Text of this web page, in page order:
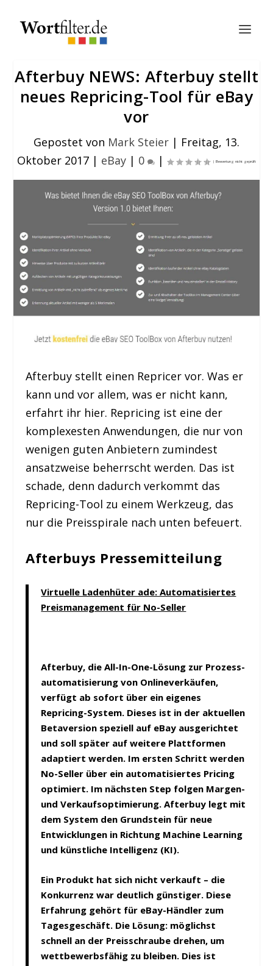
Afterbuy NEWS: Afterbuy stellt
neues Repricing-Tool für eBay
vor
Gepostet von Mark Steier | Freitag, 13.
Oktober 2017 | eBay | 0 |
Afterbuy stellt einen Repricer vor. Was er
kann und vor allem, was er nicht kann,
erfahrt ihr hier. Repricing ist eine der
komplexesten Anwendungen, die nur von
wenigen guten Anbietern zumindest
ansatzweise beherrscht werden. Das ist
schade, denn dadurch verkommt das
Repricing-Tool zu einem Werkzeug, das
nur die Preisspirale nach unten befeuert.
Afterbuys Pressemitteilung
Virtuelle Ladenhüter ade: Automatisiertes
Preismanagement für No-Seller
Afterbuy, dieAll-In-One-Lösung zur Prozess­
automatisierung von Onlineverkäufen,
verfügt ab sofort über ein eigenes
Repricing-System. Dieses ist in der aktuellen
Betaversion speziell auf eBay ausge­richtet
und soll später auf weitere Plattformen
adaptiert werden. Im ersten Schritt werden
No-Seller über ein automatisiertes Pricing
optimiert. Im nächsten Step folgen Margen-
und Verkaufsoptimierung. Afterbuy legt mit
dem System den Grundstein für neue
Entwicklungen in Richtung Machine Learning
und künstliche Intelligenz (KI).
Ein Produkt hat sich nicht verkauft – die
Konkurrenz war deutlich günstiger. Diese
Erfahrung gehört für eBay-Händler zum
Tagesgeschäft. Die Lösung: möglichst
schnell an der Preisschraube drehen, um
wettbewerbsfähig zu bleiben. Dies ist